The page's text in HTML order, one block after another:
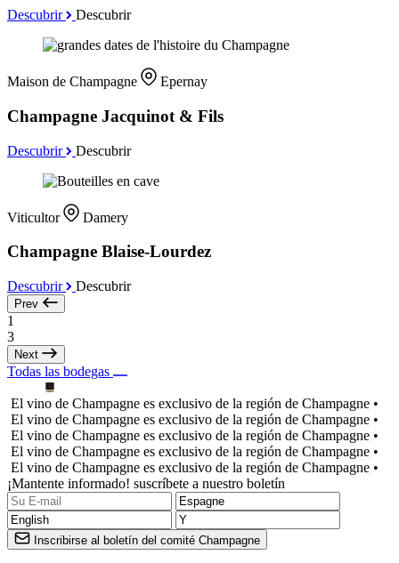
Descubrir Descubrir
Maison de Champagne Epernay
Champagne Jacquinot & Fils
Descubrir Descubrir
Viticultor Damery
Champagne Blaise-Lourdez
Descubrir Descubrir
Prev
1
3
Next
Todas las bodegas
El vino de Champagne es exclusivo de la región de Champagne •
El vino de Champagne es exclusivo de la región de Champagne •
El vino de Champagne es exclusivo de la región de Champagne •
El vino de Champagne es exclusivo de la región de Champagne •
El vino de Champagne es exclusivo de la región de Champagne •
¡Mantente informado! suscríbete a nuestro boletín
Inscribirse al boletín del comité Champagne